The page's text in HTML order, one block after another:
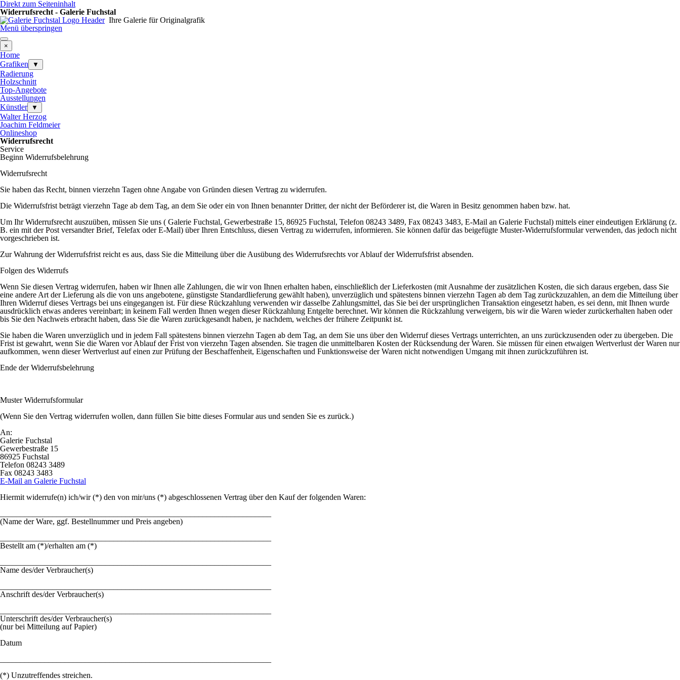
Direkt zum Seiteninhalt
Widerrufsrecht - Galerie Fuchstal
Ihre Galerie für Originalgrafik
Menü überspringen
×
Home
Grafiken
▼
Radierung
Holzschnitt
Top-Angebote
Ausstellungen
Künstler
▼
Walter Herzog
Joachim Feldmeier
Onlineshop
Widerrufsrecht
Service
Beginn Widerrufsbelehrung
Widerrufsrecht
Sie haben das Recht, binnen vierzehn Tagen ohne Angabe von Gründen diesen Vertrag zu widerrufen.
Die Widerrufsfrist beträgt vierzehn Tage ab dem Tag, an dem Sie oder ein von Ihnen benannter Dritter, der nicht der Beförderer ist, die Waren in Besitz genommen haben bzw. hat.
Um Ihr Widerrufsrecht auszuüben, müssen Sie uns ( Galerie Fuchstal, Gewerbestraße 15, 86925 Fuchstal, Telefon 08243 3489, Fax 08243 3483, E-Mail an Galerie Fuchstal) mittels einer eindeutigen Erklärung (z.
B. ein mit der Post versandter Brief, Telefax oder E-Mail) über Ihren Entschluss, diesen Vertrag zu widerrufen, informieren. Sie können dafür das beigefügte Muster-Widerrufsformular verwenden, das jedoch nicht
vorgeschrieben ist.
Zur Wahrung der Widerrufsfrist reicht es aus, dass Sie die Mitteilung über die Ausübung des Widerrufsrechts vor Ablauf der Widerrufsfrist absenden.
Folgen des Widerrufs
Wenn Sie diesen Vertrag widerrufen, haben wir Ihnen alle Zahlungen, die wir von Ihnen erhalten haben, einschließlich der Lieferkosten (mit Ausnahme der zusätzlichen Kosten, die sich daraus ergeben, dass Sie
eine andere Art der Lieferung als die von uns angebotene, günstigste Standardlieferung gewählt haben), unverzüglich und spätestens binnen vierzehn Tagen ab dem Tag zurückzuzahlen, an dem die Mitteilung über
Ihren Widerruf dieses Vertrags bei uns eingegangen ist. Für diese Rückzahlung verwenden wir dasselbe Zahlungsmittel, das Sie bei der ursprünglichen Transaktion eingesetzt haben, es sei denn, mit Ihnen wurde
ausdrücklich etwas anderes vereinbart; in keinem Fall werden Ihnen wegen dieser Rückzahlung Entgelte berechnet. Wir können die Rückzahlung verweigern, bis wir die Waren wieder zurückerhalten haben oder
bis Sie den Nachweis erbracht haben, dass Sie die Waren zurückgesandt haben, je nachdem, welches der frühere Zeitpunkt ist.
Sie haben die Waren unverzüglich und in jedem Fall spätestens binnen vierzehn Tagen ab dem Tag, an dem Sie uns über den Widerruf dieses Vertrags unterrichten, an uns zurückzusenden oder zu übergeben. Die
Frist ist gewahrt, wenn Sie die Waren vor Ablauf der Frist von vierzehn Tagen absenden. Sie tragen die unmittelbaren Kosten der Rücksendung der Waren. Sie müssen für einen etwaigen Wertverlust der Waren nur
aufkommen, wenn dieser Wertverlust auf einen zur Prüfung der Beschaffenheit, Eigenschaften und Funktionsweise der Waren nicht notwendigen Umgang mit ihnen zurückzuführen ist.
Ende der Widerrufsbelehrung
Muster Widerrufsformular
(Wenn Sie den Vertrag widerrufen wollen, dann füllen Sie bitte dieses Formular aus und senden Sie es zurück.)
An:
Galerie Fuchstal
Gewerbestraße 15
86925 Fuchstal
Telefon 08243 3489
Fax 08243 3483
E-Mail an Galerie Fuchstal
Hiermit widerrufe(n) ich/wir (*) den von mir/uns (*) abgeschlossenen Vertrag über den Kauf der folgenden Waren:
(Name der Ware, ggf. Bestellnummer und Preis angeben)
Bestellt am (*)/erhalten am (*)
Name des/der Verbraucher(s)
Anschrift des/der Verbraucher(s)
Unterschrift des/der Verbraucher(s)
(nur bei Mitteilung auf Papier)
Datum
(*) Unzutreffendes streichen.